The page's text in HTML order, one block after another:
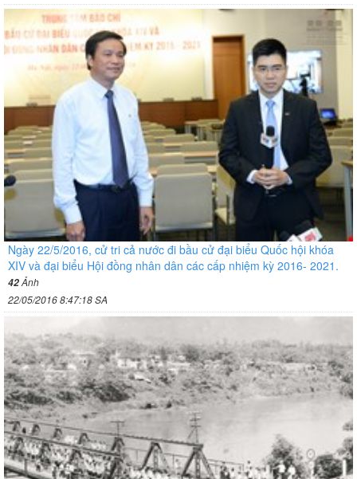
Ngày 22/5/2016, cử tri cả nước đi bầu cử đại biểu Quốc hội khóa
XIV và đại biểu Hội đồng nhân dân các cấp nhiệm kỳ 2016- 2021.
42Ảnh
22/05/2016 8:47:18 SA